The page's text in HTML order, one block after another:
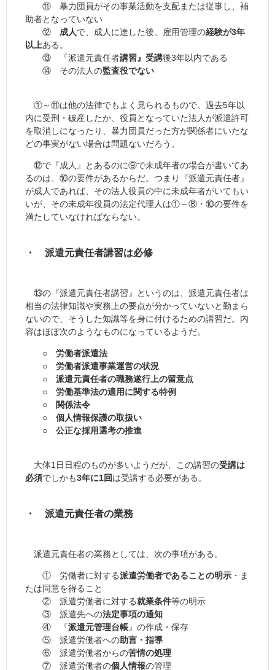
⑪ 暴力団員がその事業活動を支配または従事し、補
助者となっていない
⑫ 成人で、成人に達した後、雇用管理の経験が3年
以上ある。
⑬ 『派遣元責任者講習』受講後3年以内である
⑭ その法人の監査役でない
①～⑪は他の法律でもよく見られるもので、過去5年以
内に受刑・破産したか、役員となっていた法人が派遣許可
を取消しになったり、暴力団員だった方が関係者にいたな
どの事実がない場合は問題ないだろう。
⑫で『成人』とあるのに⑨で未成年者の場合が書いてあ
るのは、⑩の要件があるからだ。つまり『派遣元責任者』
が成人であれば、その法人役員の中に未成年者がいてもい
いが、その未成年役員の法定代理人は①～⑧・⑩の要件を
満たしていなければならない。
・ 派遣元責任者講習は必修
⑬の『派遣元責任者講習』というのは、派遣元責任者は
相当の法律知識や実務上の要点が分かっていないと勤まら
ないので、そうした知識等を身に付けるための講習だ。内
容はほぼ次のようなものになっているようだ。
○ 労働者派遣法
○ 労働者派遣事業運営の状況
○ 派遣元責任者の職務遂行上の留意点
○ 労働基準法の適用に関する特例
○ 関係法令
○ 個人情報保護の取扱い
○ 公正な採用選考の推進
大体1日日程のものが多いようだが、この講習の受講は
必須でしかも3年に1回は受講する必要がある。
・ 派遣元責任者の業務
派遣元責任者の業務としては、次の事項がある。
① 労働者に対する派遣労働者であることの明示 ・ま
たは同意を得ること
② 派遣労働者に対する就業条件等の明示
③ 派遣先への法定事項の通知
④ 『派遣元管理台帳』の作成・保存
⑤ 派遣労働者への助言・指導
⑥ 派遣労働者からの苦情の処理
⑦ 派遣労働者の個人情報の管理